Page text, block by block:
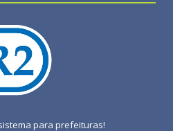
para prefeituras!